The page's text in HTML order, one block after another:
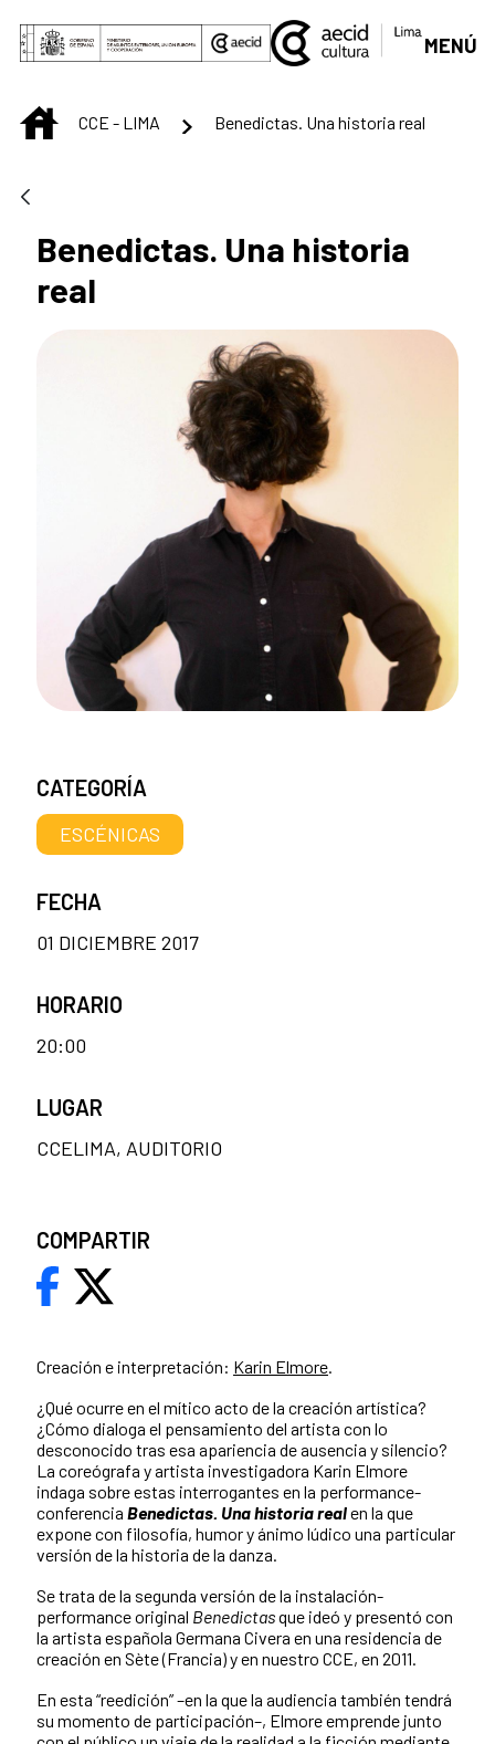
Saltar al contenido principal
MENÚ
INICIOCCE - LIMA Benedictas. Una historia real
Benedictas. Una historia
real
Creación e interpretación: Karin Elmore.
¿Qué ocurre en el mítico acto de la creación artística?
¿Cómo dialoga el pensamiento del artista con lo
desconocido tras esa apariencia de ausencia y silencio?
La coreógrafa y artista investigadora Karin Elmore
indaga sobre estas interrogantes en la performance-
conferencia Benedictas. Una historia realen la que
expone con filosofía, humor y ánimo lúdico una particular
versión de la historia de la danza.
Se trata de la segunda versión de la instalación-
performance original Benedictasque ideó y presentó con
la artista española Germana Civera en una residencia de
creación en Sète (Francia) y en nuestro CCE, en 2011.
En esta “reedición” –en la que la audiencia también tendrá
su momento de participación–, Elmore emprende junto
CATEGORÍA
ESCÉNICAS
FECHA
01 DICIEMBRE 2017
HORARIO
20:00
LUGAR
CCELIMA, AUDITORIO
COMPARTIR